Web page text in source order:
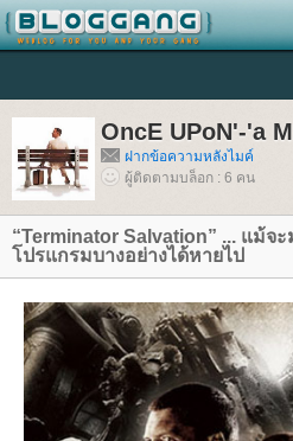
OncE UPoN'-'a
ฝากข้อความหลังไมค์
ผู้ติดตามบล็อก : 6 คน
“Terminator Salvation” ... แม้จ
ปรแกรมบางอย่างได้หายไป